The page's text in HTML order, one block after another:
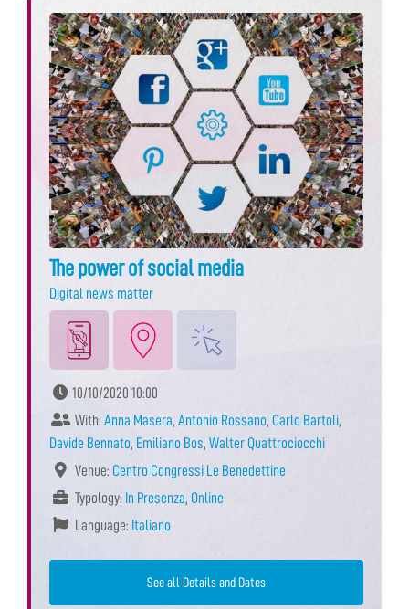
The power of social media
Digital news matter
10/10/2020 10:00
With: Anna Masera, Antonio Rossano, Carlo Bartoli,
Davide Bennato, Emiliano Bos, Walter Quattrociocchi
Venue: Centro Congressi Le Benedettine
Typology: In Presenza, Online
Language: Italiano
See all Details and Dates